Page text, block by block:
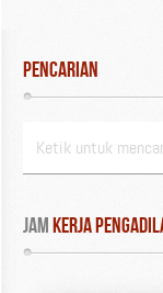
Pencarian
Jam Kerja